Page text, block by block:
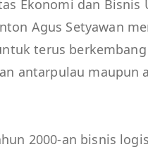
Ekonomi dan Bisnis
Agus Setyawan
terus
antarpulau maupun
2000-an bisnis